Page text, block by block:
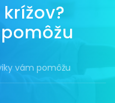
vám pomôžu